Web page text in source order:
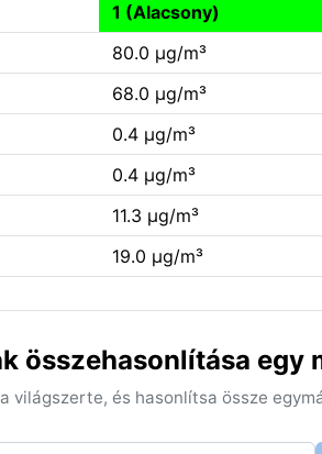
1 (Alacsony)
80.0 µg/m³
68.0 µg/m³
0.4 µg/m³
0.4 µg/m³
11.3 µg/m³
19.0 µg/m³
összehasonlítása egy
világszerte, és hasonlítsa össze